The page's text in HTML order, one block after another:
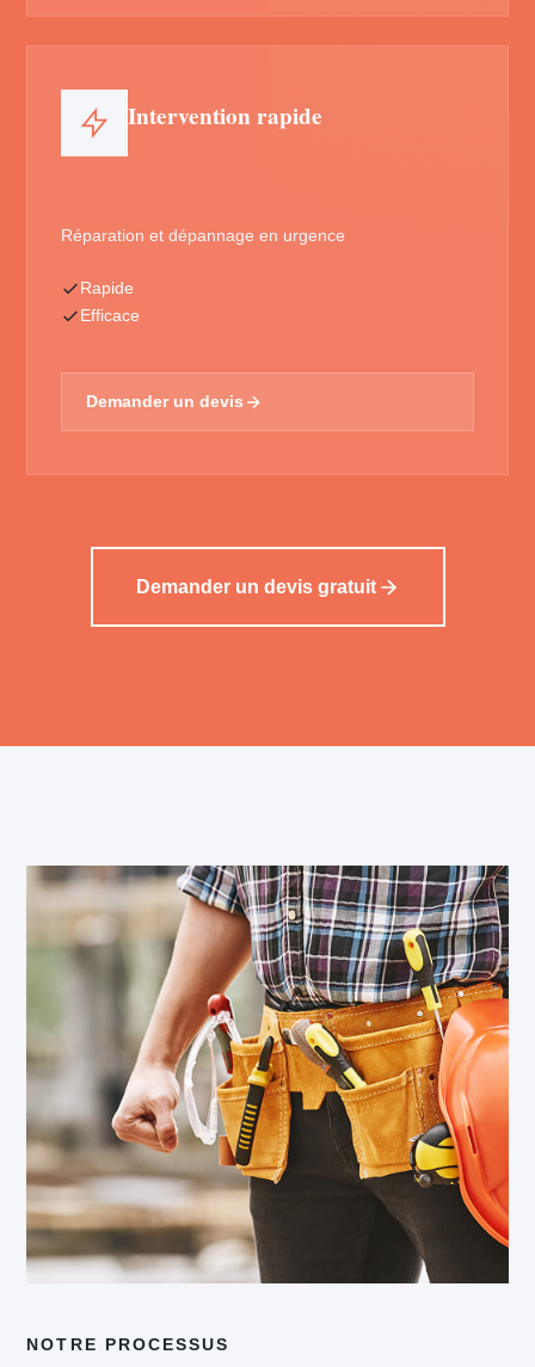
Intervention rapide
Réparation et dépannage en urgence
Rapide
Efficace
Demander un devis
Demander un devis gratuit
NOTRE PROCESSUS